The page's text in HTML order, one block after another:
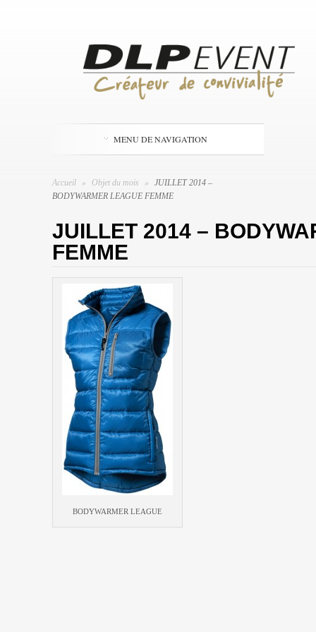
MENU DE NAVIGATION
Accueil » Objet du mois »
JUILLET 2014 –
BODYWARMER LEAGUE FEMME
JUILLET 2014 –
FEMME
BODYWARMER LEAGUE